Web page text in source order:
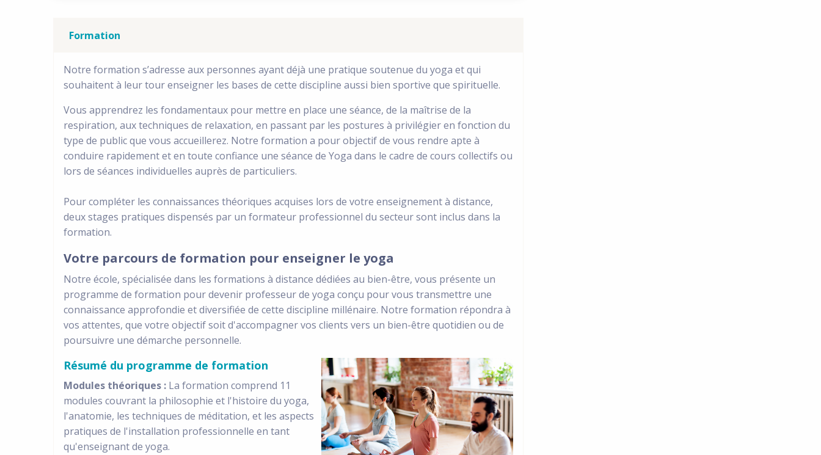
Formation
Notre formation s’adresse aux personnes ayant déjà une pratique soutenue du yoga et qui
souhaitent à leur tour enseigner les bases de cette discipline aussi bien sportive que spirituelle.
Vous apprendrez les fondamentaux pour mettre en place une séance, de la maîtrise de la
respiration, aux techniques de relaxation, en passant par les postures à privilégier en fonction du
type de public que vous accueillerez. Notre formation a pour objectif de vous rendre apte à
conduire rapidement et en toute confiance une séance de Yoga dans le cadre de cours collectifs ou
lors de séances individuelles auprès de particuliers.
Pour compléter les connaissances théoriques acquises lors de votre enseignement à distance,
deux stages pratiques dispensés par un formateur professionnel du secteur sont inclus dans la
formation.
Votre parcours de formation pour enseigner le yoga
Notre école, spécialisée dans les formations à distance dédiées au bien-être, vous présente un
programme de formation pour devenir professeur de yoga conçu pour vous transmettre une
connaissance approfondie et diversifiée de cette discipline millénaire. Notre formation répondra à
vos attentes, que votre objectif soit d'accompagner vos clients vers un bien-être quotidien ou de
poursuivre une démarche personnelle.
Résumé du programme de formation
Modules théoriques : La formation comprend 11
modules couvrant la philosophie et l'histoire du yoga,
l'anatomie, les techniques de méditation, et les aspects
pratiques de l'installation professionnelle en tant
qu'enseignant de yoga.